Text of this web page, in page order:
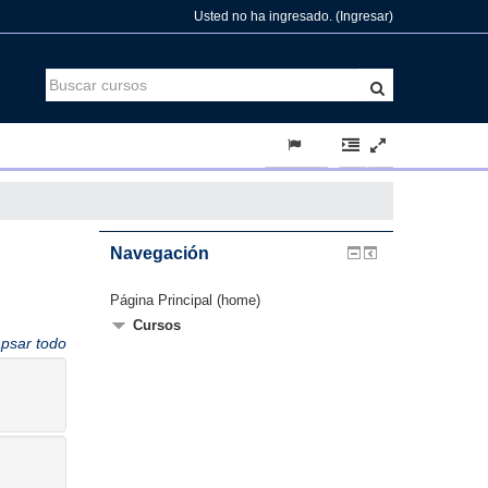
Usted no ha ingresado. ( Ingresar)
todo
Navegación
Página Principal (home)
Cursos